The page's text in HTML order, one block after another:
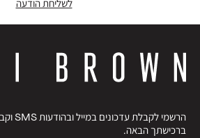
לשליחת הודעה
ברכישתך הבאה.